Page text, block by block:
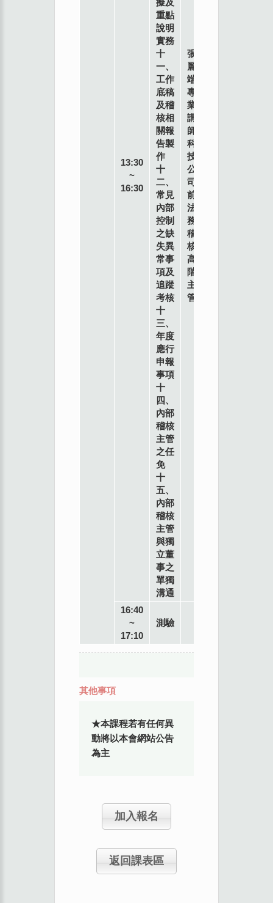
13:30
~
16:30
擬及
重點
說明
實務
十
一、
工作
底稿
及稽
核相
關報
告製
作
十
二、
常見
內部
控制
之缺
失異
常事
項及
追蹤
考核
十
三、
年度
應行
申報
事項
十
四、
內部
稽核
主管
之任
免
十
五、
內部
稽核
主管
與獨
立董
事之
單獨
溝通
張
麗
端
專
業
講
師
科
技
公
司
前
法
務
稽
核
高
階
主
管
16:40
~
17:10
測驗
其他事項
★本課程若有任何異
動將以本會網站公告
為主
加入報名
返回課表區